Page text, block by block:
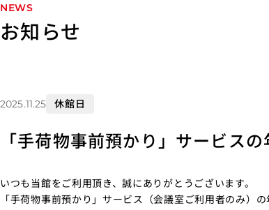
NEWS
お知らせ
2025.11.25 休館日
「手荷物事前預かり」サービス
いつも当館をご利用頂き、誠にありがとうございます。
「手荷物事前預かり」サービス（会議室ご利用者のみ）